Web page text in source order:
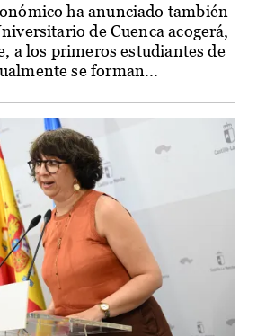
ha anunciado también
de Cuenca acogerá,
a los primeros estudiantes de
se forman...